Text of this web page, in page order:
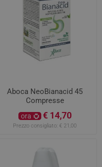
Aboca NeoBianacid 45
Compresse
ora € 14,70
Prezzo consigliato: € 21,00